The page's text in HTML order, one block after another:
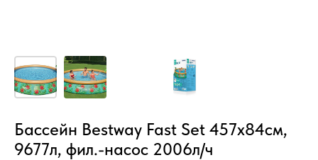
Бассейн Bestway Fast Set 457х84см,
9677л, фил.-насос 2006л/ч